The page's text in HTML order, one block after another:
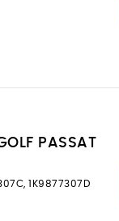
PASSAT
1K9877307D